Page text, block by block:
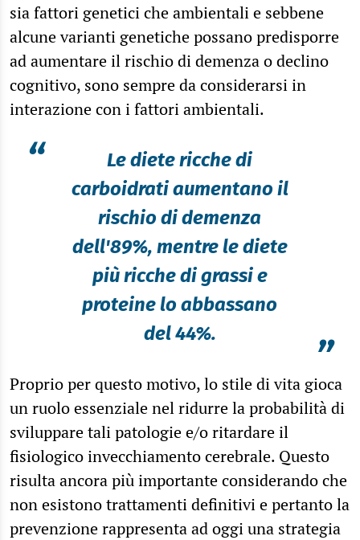
sia fattori genetici che ambientali e sebbene
alcune varianti genetiche possano predisporre
ad aumentare il rischio di demenza o declino
cognitivo, sono sempre da considerarsi in
interazione con i fattori ambientali.
“
Le diete ricche di
carboidrati aumentano il
rischio di demenza
dell'89%, mentre le diete
più ricche di grassi e
proteine lo abbassano
del 44%.
”
Proprio per questo motivo, lo stile di vita gioca
un ruolo essenziale nel ridurre la probabilità di
sviluppare tali patologie e/o ritardare il
fisiologico invecchiamento cerebrale. Questo
risulta ancora più importante considerando che
non esistono trattamenti definitivi e pertanto la
prevenzione rappresenta ad oggi una strategia